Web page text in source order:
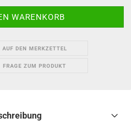
AUF DEN MERKZETTEL
FRAGE ZUM PRODUKT